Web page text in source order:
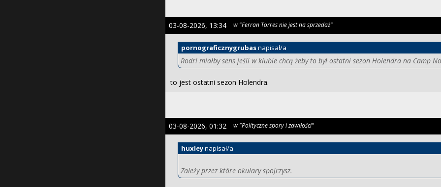
pornograficznygrubasnapisał/a
Rodri miałby sens jeśli w klubie chcą żeby to był ostatni sezon Holendra na Camp
to jest ostatni sezon Holendra.
03-08-2026, 13:34 w "Ferran Torres nie jest na sprzedaż"
huxleynapisał/a
Zależy przez które okulary spojrzysz.
03-08-2026, 01:32 w "Polityczne spory i zawiłości"